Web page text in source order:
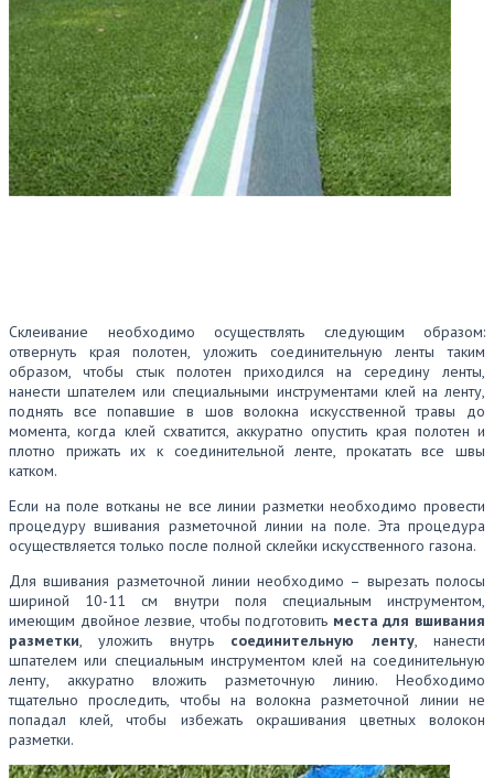
Склеивание необходимо осуществлять следующим образом:
отвернуть края полотен, уложить соединительную ленты таким
образом, чтобы стык полотен приходился на середину ленты,
нанести шпателем или специальными инструментами клей на ленту,
поднять все попавшие в шов волокна искусственной травы до
момента, когда клей схватится, аккуратно опустить края полотен и
плотно прижать их к соединительной ленте, прокатать все швы
катком.
Если на поле вотканы не все линии разметки необходимо провести
процедуру вшивания разметочной линии на поле. Эта процедура
осуществляется только после полной склейки искусственного газона.
Для вшивания разметочной линии необходимо – вырезать полосы
шириной 10-11 см внутри поля специальным инструментом,
имеющим двойное лезвие, чтобы подготовить места для вшивания
разметки, уложить внутрь соединительную ленту, нанести
шпателем или специальным инструментом клей на соединительную
ленту, аккуратно вложить разметочную линию. Необходимо
тщательно проследить, чтобы на волокна разметочной линии не
попадал клей, чтобы избежать окрашивания цветных волокон
разметки.